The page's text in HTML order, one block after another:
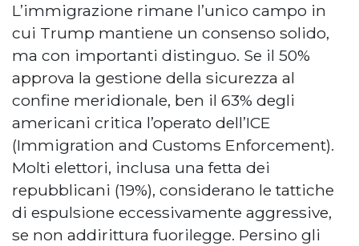
L’immigrazione rimane l’unico campo in
cui Trump mantiene un consenso solido,
ma con importanti distinguo. Se il 50%
approva la gestione della sicurezza al
confine meridionale, ben il 63% degli
americani critica l’operato dell’ICE
(Immigration and Customs Enforcement).
Molti elettori, inclusa una fetta dei
repubblicani (19%), considerano le tattiche
di espulsione eccessivamente aggressive,
se non addirittura fuorilegge. Persino gli